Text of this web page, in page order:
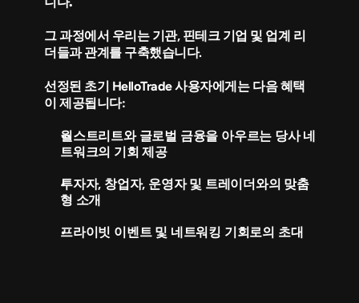
그 과정에서 우리는 기관, 핀테크 기업 및 업계 리
더들과 관계를 구축했습니다.
선정된 초기 HelloTrade 사용자에게는 다음 혜택
이 제공됩니다:
월스트리트와 글로벌 금융을 아우르는 당사 네
트워크의 기회 제공
투자자, 창업자, 운영자 및 트레이더와의 맞춤
형 소개
프라이빗 이벤트 및 네트워킹 기회로의 초대